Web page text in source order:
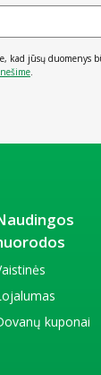
kad jūsų duomenys
kuponai